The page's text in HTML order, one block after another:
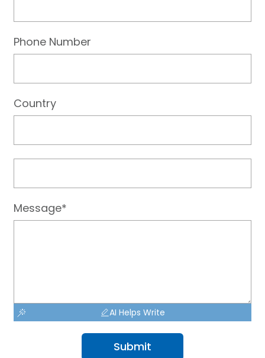
Phone Number
Country
Message*
AI Helps Write
Submit